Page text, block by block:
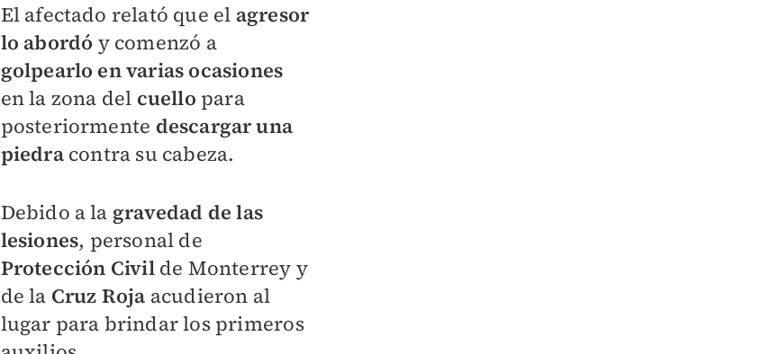
El afectado relató que el agresor
lo abordó y comenzó a
golpearlo en varias ocasiones
en la zona del cuello para
posteriormente descargar una
piedra contra su cabeza.
Debido a la gravedad de las
lesiones, personal de
Protección Civilde Monterrey y
de la Cruz Roja acudieron al
lugar para brindar los primeros